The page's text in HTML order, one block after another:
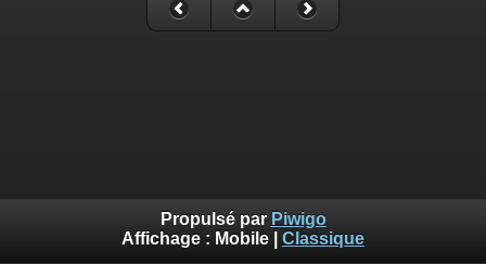
Propulsé par Piwigo
Affichage : Mobile Classique